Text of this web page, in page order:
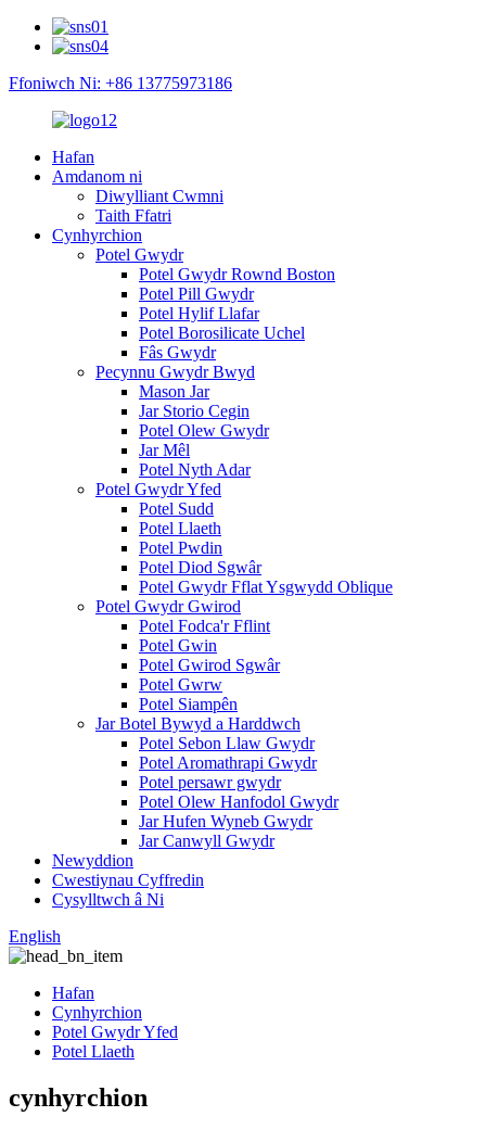
Ffoniwch Ni: +86 13775973186
Hafan
Amdanom ni
Diwylliant Cwmni
Taith Ffatri
Cynhyrchion
Potel Gwydr
Potel Gwydr Rownd Boston
Potel Pill Gwydr
Potel Hylif Llafar
Potel Borosilicate Uchel
Fâs Gwydr
Pecynnu Gwydr Bwyd
Mason Jar
Jar Storio Cegin
Potel Olew Gwydr
Jar Mêl
Potel Nyth Adar
Potel Gwydr Yfed
Potel Sudd
Potel Llaeth
Potel Pwdin
Potel Diod Sgwâr
Potel Gwydr Fflat Ysgwydd Oblique
Potel Gwydr Gwirod
Potel Fodca'r Fflint
Potel Gwin
Potel Gwirod Sgwâr
Potel Gwrw
Potel Siampên
Jar Botel Bywyd a Harddwch
Potel Sebon Llaw Gwydr
Potel Aromathrapi Gwydr
Potel persawr gwydr
Potel Olew Hanfodol Gwydr
Jar Hufen Wyneb Gwydr
Jar Canwyll Gwydr
Newyddion
Cwestiynau Cyffredin
Cysylltwch â Ni
English
Hafan
Cynhyrchion
Potel Gwydr Yfed
Potel Llaeth
cynhyrchion